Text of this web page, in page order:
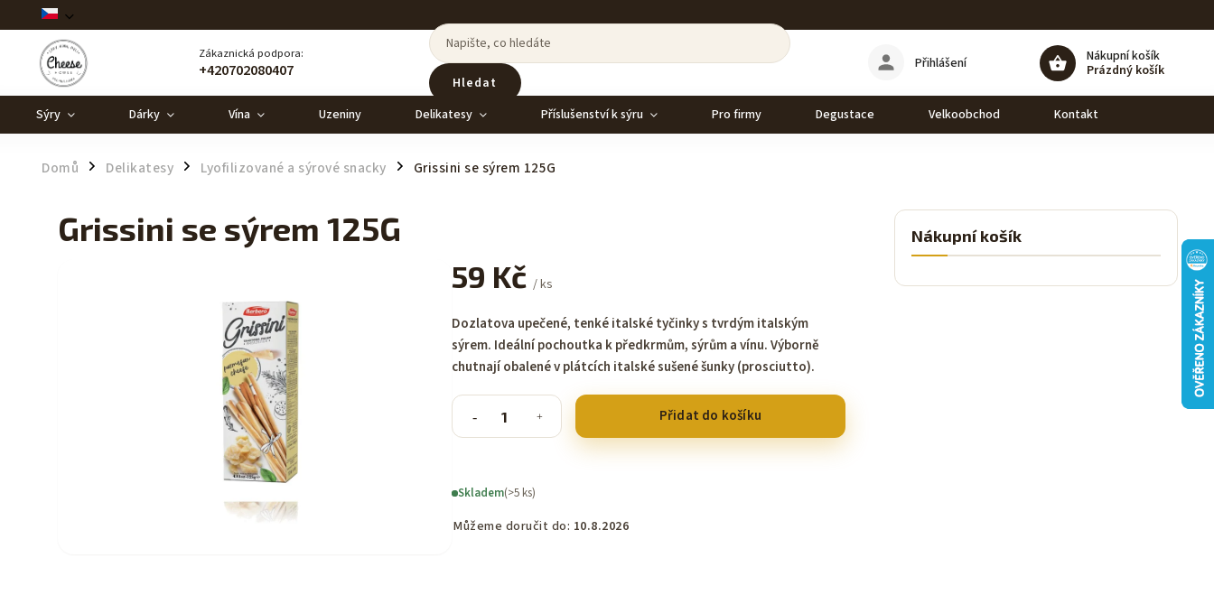
Zákaznická podpora:
+420702080407
Hledat
Nákupní košík
Prázdný košík
Přihlášení
Sýry Dárky Vína Uzeniny Delikatesy Příslušenství k sýru Pro firmy Degustace Velkoobchod Kontakt
Domů / Delikatesy / Lyofilizované a sýrové snacky / Grissini se sýrem 125G
Nákupní košík
Grissini se sýrem 125G
59 Kč / ks
Skladem(>5 ks)
Můžeme doručit do: 10.8.2026
Přidat do košíku
Dozlatova upečené, tenké italské tyčinky s tvrdým italským
sýrem. Ideální pochoutka k předkrmům, sýrům a vínu. Výborně
chutnají obalené v plátcích italské sušené šunky (prosciutto).